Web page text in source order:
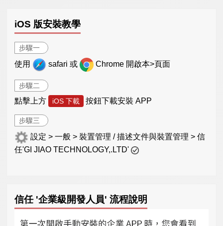
iOS 版安裝教學
步驟一
使用 safari 或 Chrome 開啟本>頁面
步驟二
點擊上方 iOS 下載 按鈕下載安裝 APP
步驟三
設定 > 一般 > 裝置管理 / 描述文件與裝置管理 > 信
任'GI JIAO TECHNOLOGY,.LTD'
信任 '企業級開發人員' 流程說明